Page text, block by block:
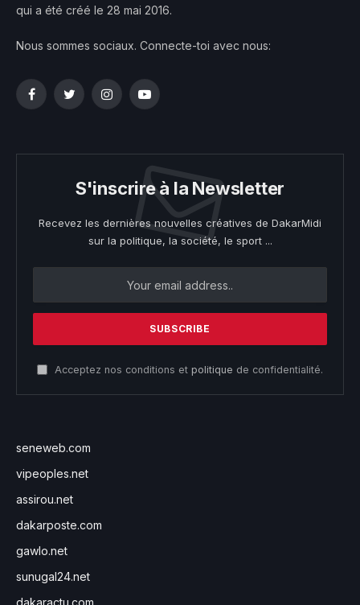
qui a été créé le 28 mai 2016.
Nous sommes sociaux. Connecte-toi avec nous:
FacebookTwitterInstagramYouTube
S'inscrire à la Newsletter
Recevez les dernières nouvelles créatives de DakarMidi
sur la politique, la société, le sport ...
Acceptez nos conditions et politique de confidentialité.
seneweb.com
vipeoples.net
assirou.net
dakarposte.com
gawlo.net
sunugal24.net